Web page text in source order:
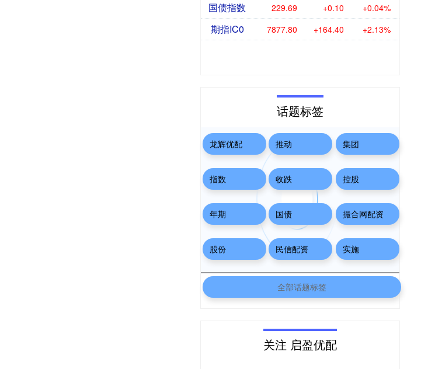
国债指数 229.69 +0.10 +0.04%
期指IC0 7877.80 +164.40 +2.13%
话题标签
龙辉优配 推动 集团
指数 收跌 控股
年期 国债 撮合网配资
股份 民信配资 实施
全部话题标签
关注 启盈优配